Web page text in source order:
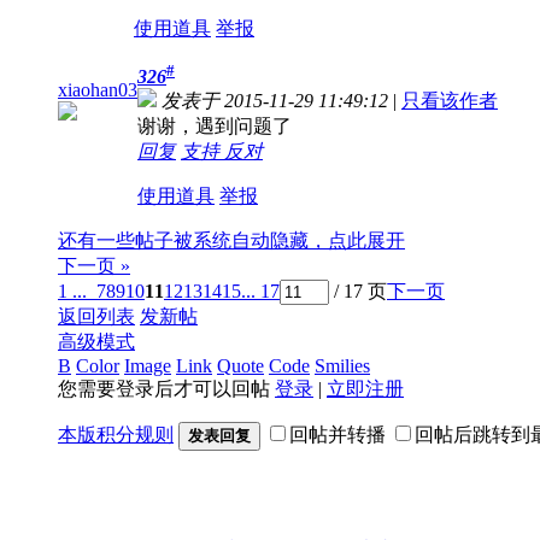
使用道具 举报
xiaohan03
326#
发表于 2015-11-29 11:49:12 | 只看该作者
谢谢，遇到问题了
回复 支持 反对
使用道具 举报
还有一些帖子被系统自动隐藏，点此展开
下一页 »
1 ... 789101112131415... 17 / 17 页下一页
返回列表 发新帖
高级模式
B Color Image Link Quote Code Smilies
您需要登录后才可以回帖 登录 | 立即注册
本版积分规则 发表回复 回帖并转播 回帖后跳转到